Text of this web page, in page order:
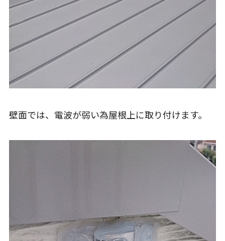
壁面では、電波が弱い為屋根上に取り付けます。